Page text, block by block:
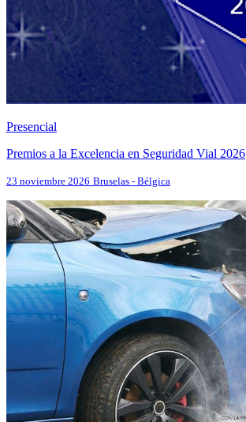
Presencial
Premios a la Excelencia en Seguridad Vial 2026
23 noviembre 2026 Bruselas - Bélgica